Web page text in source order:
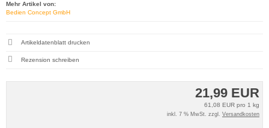
21,99 EUR
61,08 EUR pro 1 kg
inkl. 7 % MwSt. zzgl. Versandkosten
Mehr Artikel von:
Bedien Concept GmbH
Artikeldatenblatt drucken
Rezension schreiben